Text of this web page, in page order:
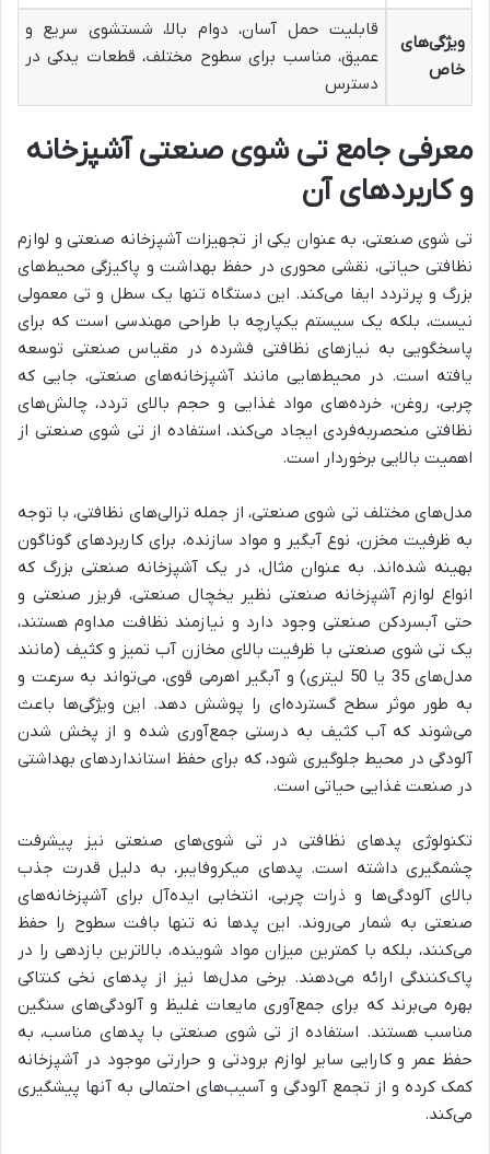
ویژگی‌های
خاص
قابلیت حمل آسان، دوام بالا، شستشوی سریع و
عمیق، مناسب برای سطوح مختلف، قطعات یدکی در
دسترس
معرفی جامع تی شوی صنعتی آشپزخانه
و کاربردهای آن
تی شوی صنعتی، به عنوان یکی از تجهیزات آشپزخانه صنعتیو لوازم
نظافتی حیاتی، نقشی محوری در حفظ بهداشت و پاکیزگی محیط‌های
بزرگ و پرتردد ایفا می‌کند. این دستگاه تنها یک سطل و تی معمولی
نیست، بلکه یک سیستم یکپارچه با طراحی مهندسی است که برای
پاسخگویی به نیازهای نظافتی فشرده در مقیاس صنعتی توسعه
یافته است. در محیط‌هایی مانند آشپزخانه‌های صنعتی، جایی که
چربی، روغن، خرده‌های مواد غذایی و حجم بالای تردد، چالش‌های
نظافتی منحصربه‌فردی ایجاد می‌کند، استفاده از تی شوی صنعتی از
اهمیت بالایی برخوردار است.
مدل‌های مختلف تی شوی صنعتی، از جمله ترالی‌های نظافتی، با توجه
به ظرفیت مخزن، نوع آبگیر و مواد سازنده، برای کاربردهای گوناگون
بهینه شده‌اند. به عنوان مثال، در یک آشپزخانه صنعتی بزرگ که
انواع لوازم آشپزخانه صنعتینظیر یخچال صنعتی، فریزر صنعتی و
حتیآبسردکن صنعتیوجود دارد و نیازمند نظافت مداوم هستند،
یک تی شوی صنعتی با ظرفیت بالای مخازن آب تمیز و کثیف (مانند
مدل‌های 35 یا 50 لیتری) و آبگیر اهرمی قوی، می‌تواند به سرعت و
به طور موثر سطح گسترده‌ای را پوشش دهد. این ویژگی‌ها باعث
می‌شوند که آب کثیف به درستی جمع‌آوری شده و از پخش شدن
آلودگی در محیط جلوگیری شود، که برای حفظ استانداردهای بهداشتی
در صنعت غذایی حیاتی است.
تکنولوژی پدهای نظافتی در تی شوی‌های صنعتی نیز پیشرفت
چشمگیری داشته است. پدهای میکروفایبر، به دلیل قدرت جذب
بالای آلودگی‌ها و ذرات چربی، انتخابی ایده‌آل برای آشپزخانه‌های
صنعتی به شمار می‌روند. این پدها نه تنها بافت سطوح را حفظ
می‌کنند، بلکه با کمترین میزان مواد شوینده، بالاترین بازدهی را در
پاک‌کنندگی ارائه می‌دهند. برخی مدل‌ها نیز از پدهای نخی کنتاکی
بهره می‌برند که برای جمع‌آوری مایعات غلیظ و آلودگی‌های سنگین
مناسب هستند. استفاده از تی شوی صنعتی با پدهای مناسب، به
حفظ عمر و کارایی سایر لوازم برودتیو حرارتی موجود در آشپزخانه
کمک کرده و از تجمع آلودگی و آسیب‌های احتمالی به آنها پیشگیری
می‌کند.